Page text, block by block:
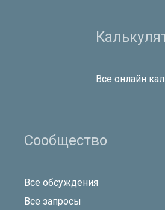
Все онлайн
Сообщество
Все обсуждения
Все запросы